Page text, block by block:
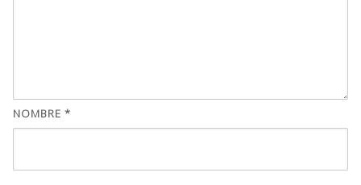
NOMBRE *